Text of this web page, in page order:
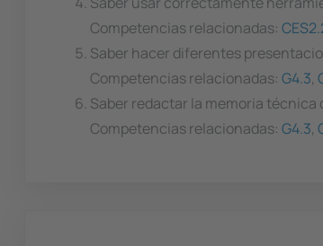
Competencias relacionadas:
Saber hacer diferentes
Competencias relacionadas: G4.3,
Saber redactar la memoria
Competencias relacionadas: G4.3,